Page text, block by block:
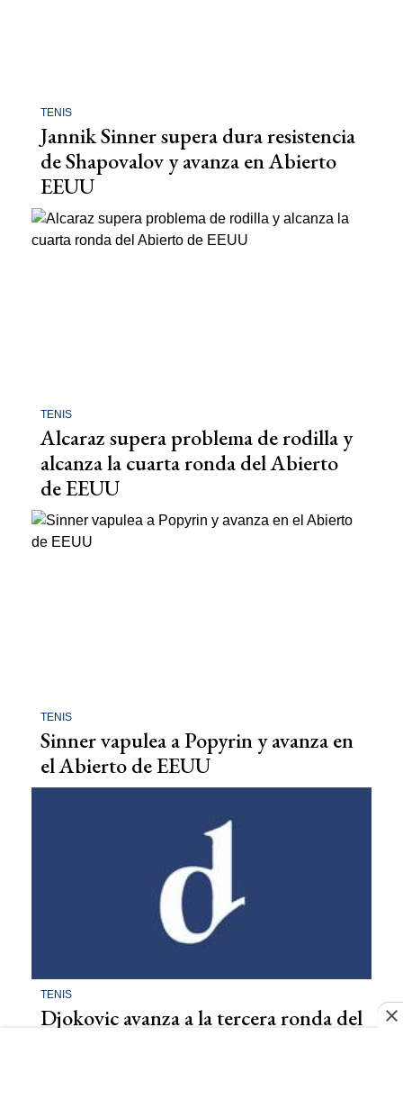
TENIS
Jannik Sinner supera dura resistencia
de Shapovalov y avanza en Abierto
EEUU
TENIS
Alcaraz supera problema de rodilla y
alcanza la cuarta ronda del Abierto
de EEUU
TENIS
Sinner vapulea a Popyrin y avanza en
el Abierto de EEUU
TENIS
Djokovic avanza a la tercera ronda del